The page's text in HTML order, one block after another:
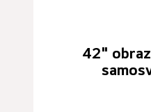
42"